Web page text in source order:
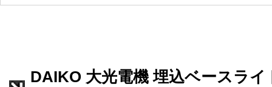
DAIKO 大光電機 埋込ベースライ